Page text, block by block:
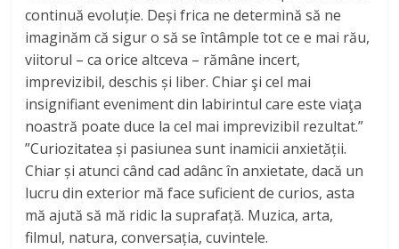
continuă evoluție. Deși frica ne determină să ne
imaginăm că sigur o să se întâmple tot ce e mai rău,
viitorul – ca orice altceva – rămâne incert,
imprevizibil, deschis și liber. Chiar şi cel mai
insignifiant eveniment din labirintul care este viaţa
noastră poate duce la cel mai imprevizibil rezultat.”
”Curiozitatea și pasiunea sunt inamicii anxietății.
Chiar și atunci când cad adânc în anxietate, dacă un
lucru din exterior mă face suficient de curios, asta
mă ajută să mă ridic la suprafață. Muzica, arta,
filmul, natura, conversația, cuvintele.